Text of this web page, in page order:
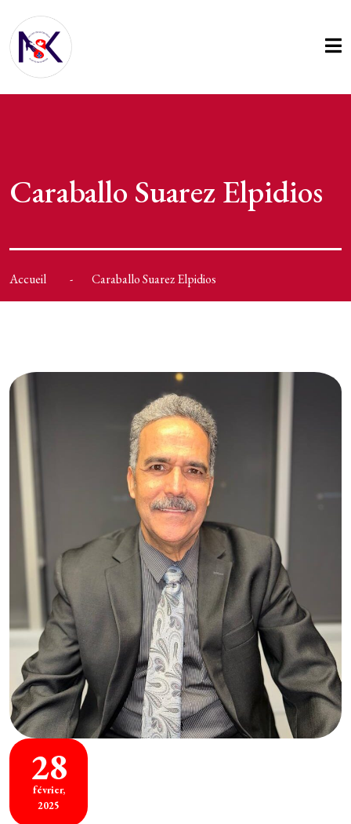
Caraballo Suarez Elpidios
Accueil Caraballo Suarez Elpidios
28
février,
2025